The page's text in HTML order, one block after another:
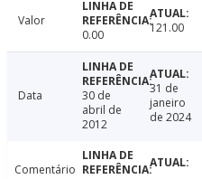
Valor
0.00
121.00
Data
30 de
abril de
2012
31 de
janeiro
de 2024
Comentário